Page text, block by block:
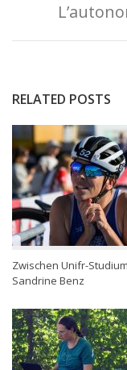
RELATED POSTS
Zwischen Unifr-
Sandrine Benz